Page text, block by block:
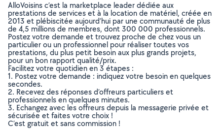
AlloVoisins c’est la marketplace leader dédiée aux
prestations de services et à la location de matériel, créée en
2013 et plébiscitée aujourd’hui par une communauté de plus
de 4,5 millions de membres, dont 300 000 professionnels.
Postez votre demande et trouvez proche de chez vous un
particulier ou un professionnel pour réaliser toutes vos
prestations, du plus petit besoin aux plus grands projets,
pour un bon rapport qualité/prix.
Facilitez votre quotidien en 3 étapes :
1. Postez votre demande : indiquez votre besoin en quelques
secondes.
2. Recevez des réponses d’offreurs particuliers et
professionnels en quelques minutes.
3. Echangez avec les offreurs depuis la messagerie privée et
sécurisée et faites votre choix !
C’est gratuit et sans commission !